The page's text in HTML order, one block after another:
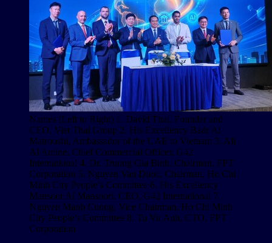
Names (Left to Right) 1. David Thai, Founder and
CEO, Viet Thai Group 2. His Excellency Badr Al
Matrooshi, Ambassador of the UAE to Vietnam 3. Ali
Al Amine, Chief Commercial Officer, G42
International 4. Dr. Truong Gia Binh, Chairman, FPT
Corporation 5. Nguyen Van Duoc, Chairman, Ho Chi
Minh City People’s Committee 6. His Excellency
Mansoor Al Mansoori, CEO, G42 International 7.
Nguyen Manh Cuong, Vice Chairman, Ho Chi Minh
City People’s Committee 8. Tu Vu Anh, CTO, FPT
Corporation